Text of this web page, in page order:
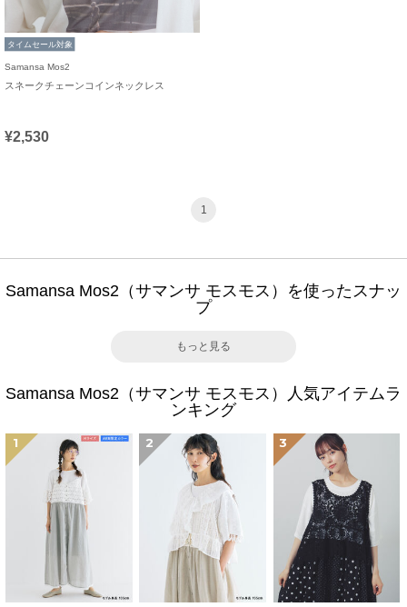
タイムセール対象
Samansa Mos2
スネークチェーンコインネックレス
¥2,530
1
Samansa Mos2（サマンサ モスモス）を使ったスナッ
プ
もっと見る
Samansa Mos2（サマンサ モスモス）人気アイテムラ
ンキング
1 2 3